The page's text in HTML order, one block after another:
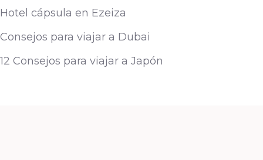
Hotel cápsula en Ezeiza
Consejos para viajar a Dubai
12 Consejos para viajar a Japón